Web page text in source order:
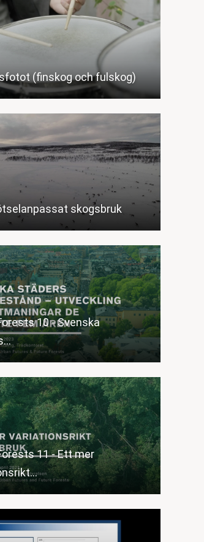
(finskog och fulskog)
skogsbruk
10 - Svenska
11 - Ett mer